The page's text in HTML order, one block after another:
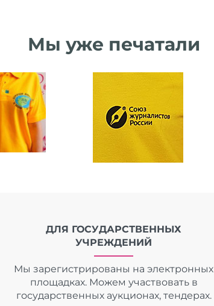
Мы уже печатали
ДЛЯ ГОСУДАРСТВЕННЫХ
УЧРЕЖДЕНИЙ
Мы зарегистрированы на электронных
площадках. Можем участвовать в
государственных аукционах, тендерах.